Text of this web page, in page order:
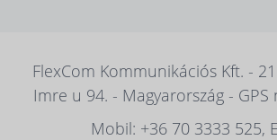
FlexCom Kommunikációs Kft. -
Imre u 94. - Magyarország - GPS
Mobil: +36 70 3333 525,